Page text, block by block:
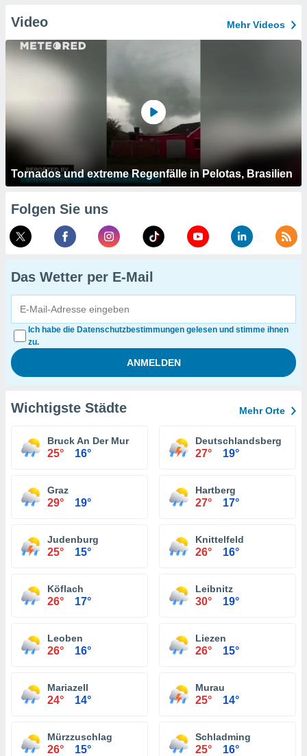
Video Mehr Videos
Tornados und extreme Regenfälle in Pelotas, Brasilien
Folgen Sie uns
Das Wetter per E-Mail
Ich habe die Datenschutzbestimmungen gelesen und stimme ihnen
zu.
Wichtigste Städte Mehr Orte
Bruck An Der Mur
25° 16°
Deutschlandsberg
27° 19°
Graz
29° 19°
Hartberg
27° 17°
Judenburg
25° 15°
Knittelfeld
26° 16°
Köflach
26° 17°
Leibnitz
30° 19°
Leoben
26° 16°
Liezen
26° 15°
Mariazell
24° 14°
Murau
25° 14°
Mürzzuschlag
26° 15°
Schladming
25° 16°